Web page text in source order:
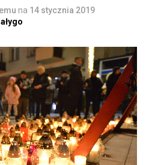
na 14 stycznia 2019